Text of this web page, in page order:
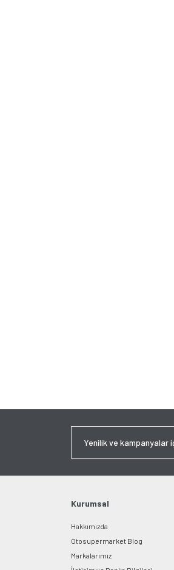
Kurumsal
Hakkımızda
Otosupermarket Blog
Markalarımız